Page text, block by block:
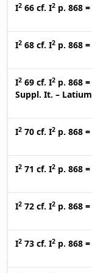
I2 66 cf. I2 p. 868 =
I2 68 cf. I2 p. 868 =
I2 69 cf. I2 p. 868 =
Suppl. It. –
I2 70 cf. I2 p. 868 =
I2 71 cf. I2 p. 868 =
I2 72 cf. I2 p. 868 =
I2 73 cf. I2 p. 868 =